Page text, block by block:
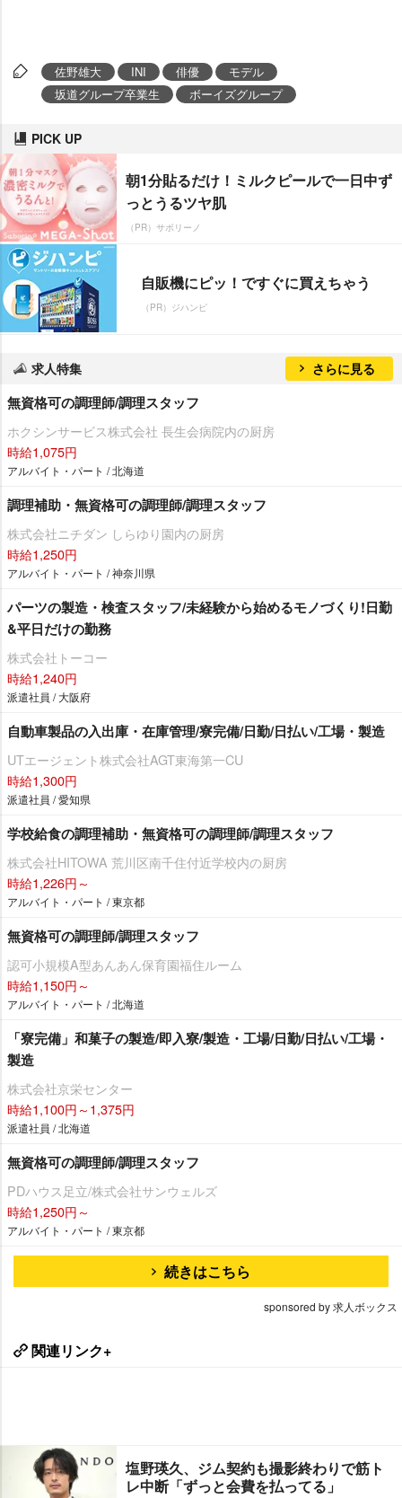
佐野雄大 INI 俳優
モデル
坂道グループ卒業生
ボーイズグループ
PICK UP
朝1分貼るだけ！ミルクピールで一日中ず
っとうるツヤ肌
（PR）サボリーノ
自販機にピッ！ですぐに買えちゃう
（PR）ジハンピ
求人特集 さらに見る
無資格可の調理師/調理スタッフ
ホクシンサービス株式会社 長生会病院内の厨房
時給1,075円
アルバイト・パート / 北海道
調理補助・無資格可の調理師/調理スタッフ
株式会社ニチダン しらゆり園内の厨房
時給1,250円
アルバイト・パート / 神奈川県
パーツの製造・検査スタッフ/未経験から始めるモノづくり!日勤
&平日だけの勤務
株式会社トーコー
時給1,240円
派遣社員 / 大阪府
自動車製品の入出庫・在庫管理/寮完備/日勤/日払い/工場・製造
UTエージェント株式会社AGT東海第一CU
時給1,300円
派遣社員 / 愛知県
学校給食の調理補助・無資格可の調理師/調理スタッフ
株式会社HITOWA 荒川区南千住付近学校内の厨房
時給1,226円～
アルバイト・パート / 東京都
無資格可の調理師/調理スタッフ
認可小規模A型あんあん保育園福住ルーム
時給1,150円～
アルバイト・パート / 北海道
「寮完備」和菓子の製造/即入寮/製造・工場/日勤/日払い/工場・
製造
株式会社京栄センター
時給1,100円～1,375円
派遣社員 / 北海道
無資格可の調理師/調理スタッフ
PDハウス足立/株式会社サンウェルズ
時給1,250円～
アルバイト・パート / 東京都
続きはこちら
sponsored by 求人ボックス
関連リンク+
塩野瑛久、ジム契約も撮影終わりで筋ト
レ中断「ずっと会費を払ってる」